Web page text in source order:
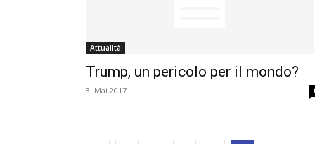
Attualità
Trump, un pericolo per il mondo?
3. Mai 2017